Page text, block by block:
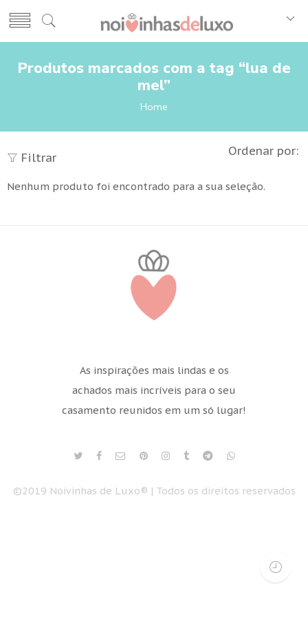
Produtos marcados com a tag “lua de
mel”
Home
Filtrar Ordenar por:
Nenhum produto foi encontrado para a sua seleção.
As inspirações mais lindas e os
achados mais incríveis para o seu
casamento reunidos em um só lugar!
©2019 Noivinhas de Luxo® | Todos os direitos reservados